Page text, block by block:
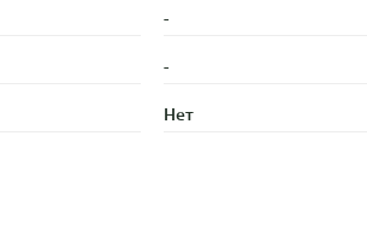
-
-
Нет